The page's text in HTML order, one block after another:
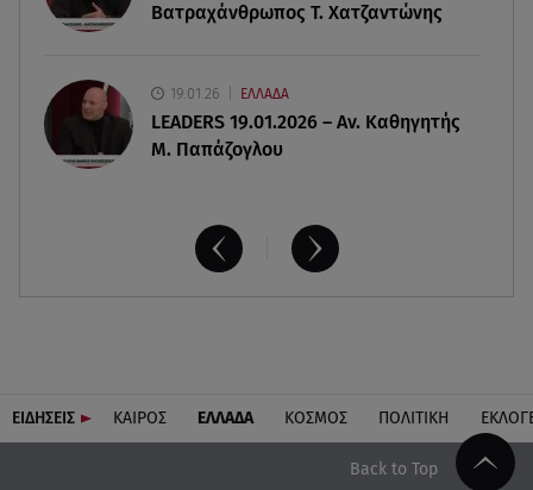
Βατραχάνθρωπος Τ. Χατζαντώνης
19.01.26 ΕΛΛΑΔΑ
LEADERS 19.01.2026 – Αν. Καθηγητής
Μ. Παπάζογλου
ΕΙΔΗΣΕΙΣ ΚΑΙΡΟΣ ΕΛΛΑΔΑ ΚΟΣΜΟΣ ΠΟΛΙΤΙΚΗ
Back to Top